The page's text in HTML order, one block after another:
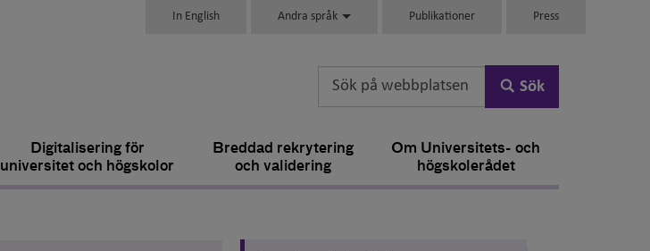
In English Andra språk Publikationer Press
Sök
Digitalisering för
universitet och högskolor
Breddad rekrytering
och validering
Om Universitets- och
högskolerådet